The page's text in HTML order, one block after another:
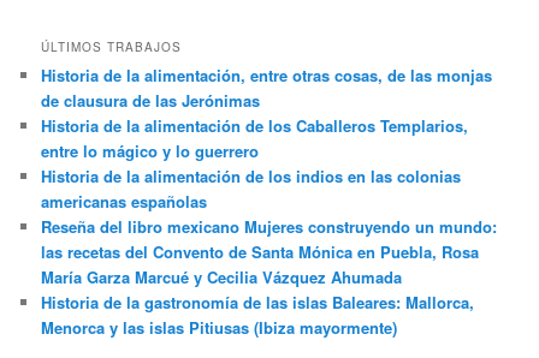
ÚLTIMOS TRABAJOS
Historia de la alimentación, entre otras cosas, de las monjas
de clausura de las Jerónimas
Historia de la alimentación de los Caballeros Templarios,
entre lo mágico y lo guerrero
Historia de la alimentación de los indios en las colonias
americanas españolas
Reseña del libro mexicano Mujeres construyendo un mundo:
las recetas del Convento de Santa Mónica en Puebla, Rosa
María Garza Marcué y Cecilia Vázquez Ahumada
Historia de la gastronomía de las islas Baleares: Mallorca,
Menorca y las islas Pitiusas (Ibiza mayormente)